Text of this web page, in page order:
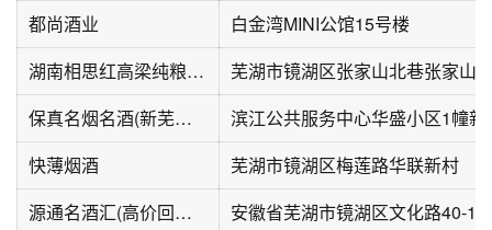
都尚酒业
白金湾MINI公馆15号楼
湖南相思红高梁纯粮散酒
芜湖市镜湖区张家山北巷张家山
保真名烟名酒(新芜路店)
滨江公共服务中心华盛小区1幢
快薄烟酒
芜湖市镜湖区梅莲路华联新村
源通名酒汇(高价回收烟酒)
安徽省芜湖市镜湖区文化路40-1